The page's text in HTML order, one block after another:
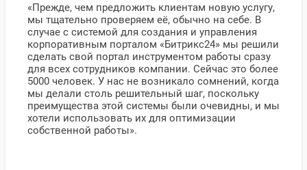
«Прежде, чем предложить клиентам новую услугу,
мы тщательно проверяем её, обычно на себе. В
случае с системой для создания и управления
корпоративным порталом «Битрикс24» мы решили
сделать свой портал инструментом работы сразу
для всех сотрудников компании. Сейчас это более
5000 человек. У нас не возникало сомнений, когда
мы делали столь решительный шаг, поскольку
преимущества этой системы были очевидны, и мы
хотели использовать их для оптимизации
собственной работы».